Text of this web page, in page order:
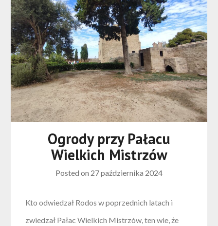
Ogrody przy Pałacu
Wielkich Mistrzów
Posted on 27 października 2024
Kto odwiedzał Rodos w poprzednich latach i
zwiedzał Pałac Wielkich Mistrzów, ten wie, że